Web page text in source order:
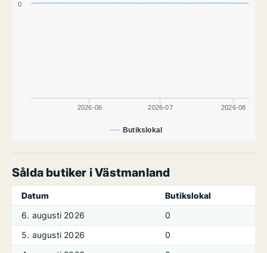
Butikslokal
2026-06 2026-07 2026-08
0
Sålda butiker i Västmanland
Datum
Butikslokal
6. augusti 2026
0
5. augusti 2026
0